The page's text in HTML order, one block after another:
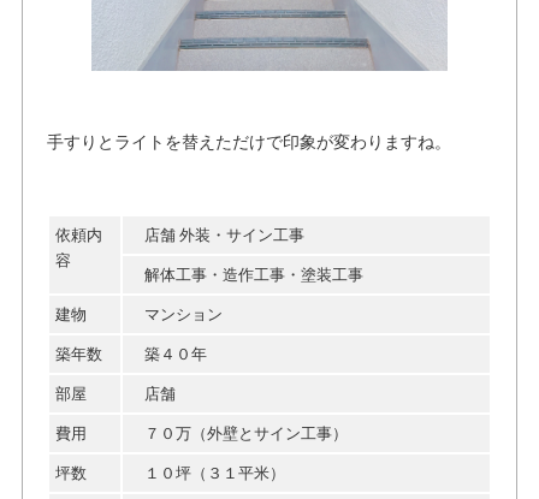
手すりとライトを替えただけで印象が変わりますね。
依頼内
容
店舗 外装・サイン工事
解体工事・造作工事・塗装工事
建物
マンション
築年数
築４０年
部屋
店舗
費用
７０万（外壁とサイン工事）
坪数
１０坪（３１平米）